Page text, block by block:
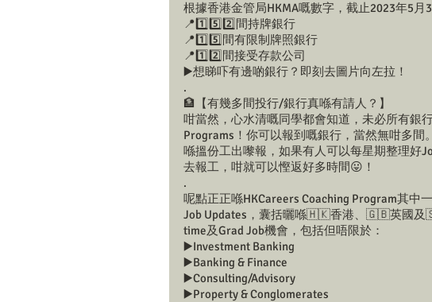
根據香港金管局HKMA嘅數字，截止2023年5月
📍1️⃣5️⃣2️⃣間持牌銀行
📍1️⃣5️⃣間有限制牌照銀行
📍1️⃣2️⃣間接受存款公司
▶️想睇吓有邊啲銀行？即刻去圖片向左拉！
.
🏦【有幾多間投行/銀行真喺有請人？】
咁當然，心水清嘅同學都會知道，未必所有銀
Programs！你可以報到嘅銀行，當然無咁多
喺搵份工出嚟報，如果有人可以每星期整理好
去報工，咁就可以慳返好多時間😛！
.
呢點正正喺HKCareers Coaching Program其中
Job Updates，囊括曬喺🇭🇰香港、🇬🇧英國及
time及Grad Job機會，包括但唔限於：
▶️Investment Banking
▶️Banking & Finance
▶️Consulting/Advisory
▶️Property & Conglomerates